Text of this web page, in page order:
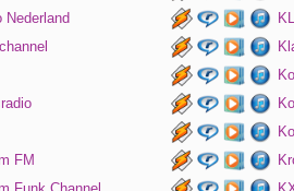
Nederland
FM